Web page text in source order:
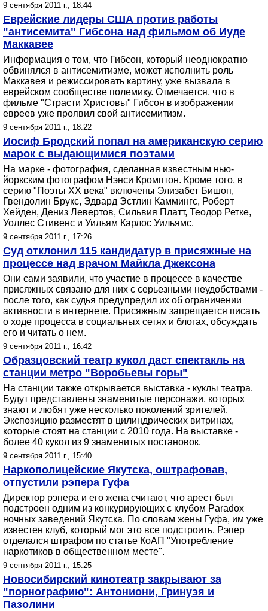
9 сентября 2011 г., 18:44
Еврейские лидеры США против работы
"антисемита" Гибсона над фильмом об Иуде
Маккавее
Информация о том, что Гибсон, который неоднократно
обвинялся в антисемитизме, может исполнить роль
Маккавея и режиссировать картину, уже вызвала в
еврейском сообществе полемику. Отмечается, что в
фильме "Страсти Христовы" Гибсон в изображении
евреев уже проявил свой антисемитизм.
9 сентября 2011 г., 18:22
Иосиф Бродский попал на американскую серию
марок с выдающимися поэтами
На марке - фотография, сделанная известным нью-
йоркским фотографом Нэнси Кромптон. Кроме того, в
серию "Поэты XX века" включены Элизабет Бишоп,
Гвендолин Брукс, Эдвард Эстлин Каммингс, Роберт
Хейден, Дениз Левертов, Сильвия Платт, Теодор Ретке,
Уоллес Стивенс и Уильям Карлос Уильямс.
9 сентября 2011 г., 17:26
Суд отклонил 115 кандидатур в присяжные на
процессе над врачом Майкла Джексона
Они сами заявили, что участие в процессе в качестве
присяжных связано для них с серьезными неудобствами -
после того, как судья предупредил их об ограничении
активности в интернете. Присяжным запрещается писать
о ходе процесса в социальных сетях и блогах, обсуждать
его и читать о нем.
9 сентября 2011 г., 16:42
Образцовский театр кукол даст спектакль на
станции метро "Воробьевы горы"
На станции также открывается выставка - куклы театра.
Будут представлены знаменитые персонажи, которых
знают и любят уже несколько поколений зрителей.
Экспозицию разместят в цилиндрических витринах,
которые стоят на станции с 2010 года. На выставке -
более 40 кукол из 9 знаменитых постановок.
9 сентября 2011 г., 15:40
Наркополицейские Якутска, оштрафовав,
отпустили рэпера Гуфа
Директор рэпера и его жена считают, что арест был
подстроен одним из конкурирующих с клубом Paradox
ночных заведений Якутска. По словам жены Гуфа, им уже
известен клуб, который мог это все подстроить. Рэпер
отделался штрафом по статье КоАП "Употребление
наркотиков в общественном месте".
9 сентября 2011 г., 15:25
Новосибирский кинотеатр закрывают за
"порнографию": Антониони, Гринуэя и
Пазолини